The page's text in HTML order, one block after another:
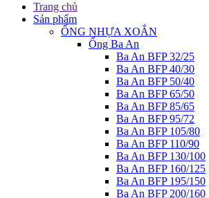
Trang chủ
Sản phẩm
ỐNG NHỰA XOẮN
Ống Ba An
Ba An BFP 32/25
Ba An BFP 40/30
Ba An BFP 50/40
Ba An BFP 65/50
Ba An BFP 85/65
Ba An BFP 95/72
Ba An BFP 105/80
Ba An BFP 110/90
Ba An BFP 130/100
Ba An BFP 160/125
Ba An BFP 195/150
Ba An BFP 200/160